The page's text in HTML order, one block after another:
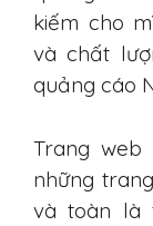
kiếm cho
và chất
quảng cáo
Trang
những
và toàn là